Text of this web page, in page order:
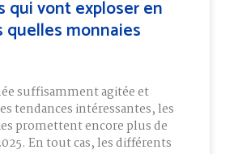
qui vont exploser en
quelles monnaies
suffisamment agitée et
tendances intéressantes, les
promettent encore plus de
En tout cas, les différents